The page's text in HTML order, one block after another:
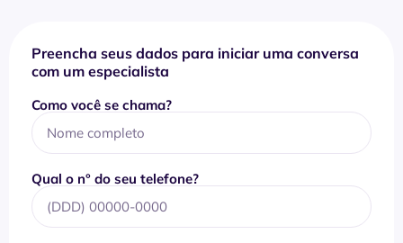
Preencha seus dados para iniciar uma conversa
com um especialista
Como você se chama?
Qual o n° do seu telefone?